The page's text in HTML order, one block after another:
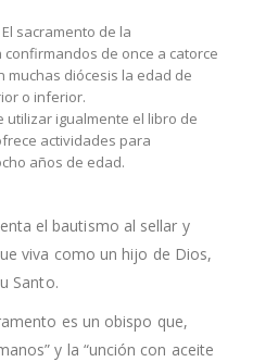
sacramento de la
de once a catorce
muchas diócesis la edad de
o inferior.
utilizar igualmente el libro de
actividades para
años de edad.
el bautismo al sellar y
viva como un hijo de Dios,
Santo.
es un obispo que,
y la “unción con aceite